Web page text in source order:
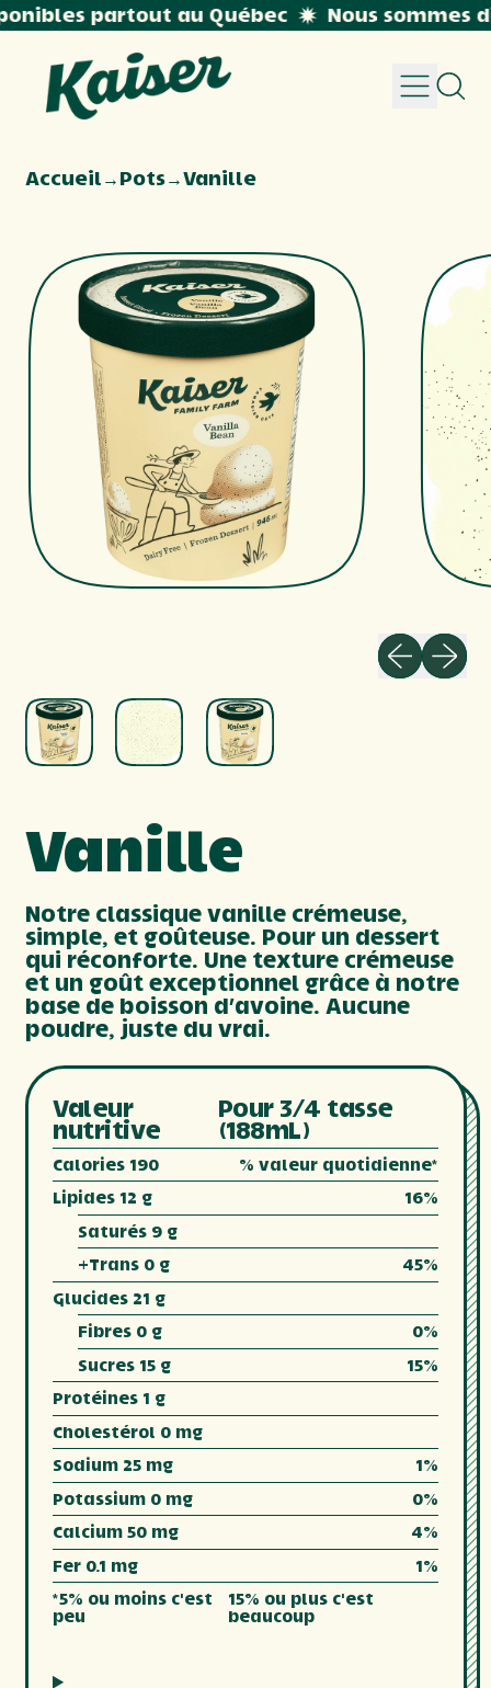
partout au Québec Nous sommes
Menu
Accueil→Pots→Vanille
Vanille
Notre classique vanille crémeuse,
simple, et goûteuse. Pour un dessert
qui réconforte. Une texture crémeuse
et un goût exceptionnel grâce à notre
base de boisson d’avoine. Aucune
poudre, juste du vrai.
Valeur
nutritive
Pour 3/4 tasse
(188mL)
Calories 190
% valeur quotidienne*
Lipides 12 g
16%
Saturés 9 g
+Trans 0 g
45%
Glucides 21 g
Fibres 0 g
0%
Sucres 15 g
15%
Protéines 1 g
Cholestérol 0 mg
Sodium 25 mg
1%
Potassium 0 mg
0%
Calcium 50 mg
4%
Fer 0.1 mg
1%
*5% ou moins c'est
peu
15% ou plus c'est
beaucoup